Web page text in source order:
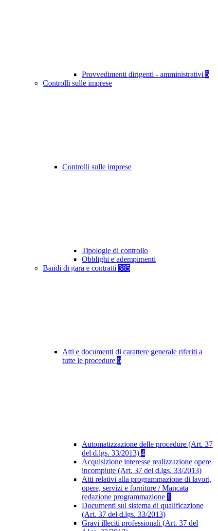
Provvedimenti dirigenti - amministrativi 5
Controlli sulle imprese
Controlli sulle imprese
Tipologie di controllo
Obblighi e adempimenti
Bandi di gara e contratti 385
Atti e documenti di carattere generale riferiti a
tutte le procedure 6
Automatizzazione delle procedure (Art. 37
del d.lgs. 33/2013) 4
Acquisizione interesse realizzazione opere
incompiute (Art. 37 del d.lgs. 33/2013)
Atti relativi alla programmazione di lavori,
opere, servizi e forniture / Mancata
redazione programmazione 1
Documenti sul sistema di qualificazione
(Art. 37 del d.lgs. 33/2013)
Gravi illeciti professionali (Art. 37 del